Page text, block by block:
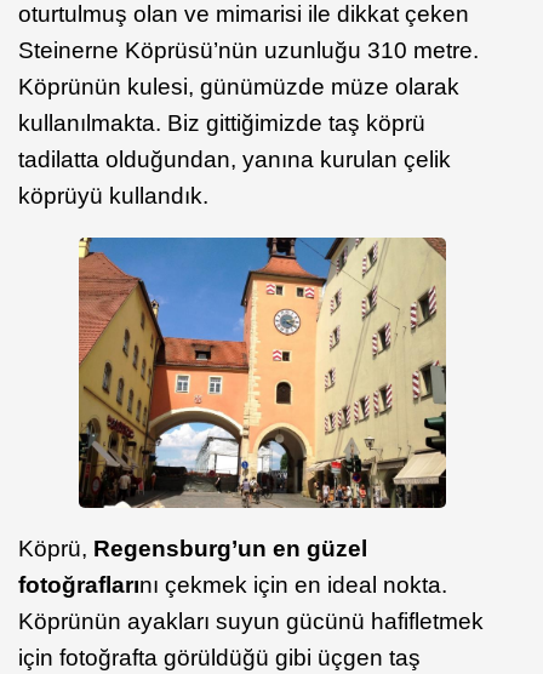
oturtulmuş olan ve mimarisi ile dikkat çeken
Steinerne Köprüsü’nün uzunluğu 310 metre.
Köprünün kulesi, günümüzde müze olarak
kullanılmakta. Biz gittiğimizde taş köprü
tadilatta olduğundan, yanına kurulan çelik
köprüyü kullandık.
Köprü, Regensburg’un en güzel
fotoğraflarını çekmek için en ideal nokta.
Köprünün ayakları suyun gücünü hafifletmek
için fotoğrafta görüldüğü gibi üçgen taş